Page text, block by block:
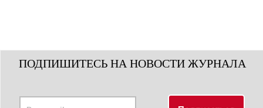
ПОДПИШИТЕСЬ НА НОВОСТИ ЖУРНАЛА